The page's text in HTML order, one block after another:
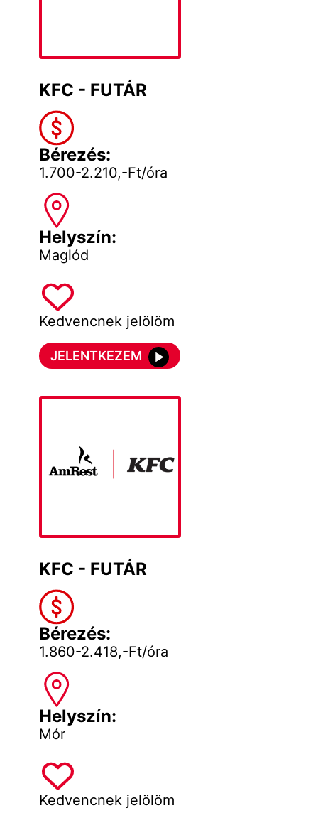
KFC - FUTÁR
Bérezés:
1.700-2.210,-Ft/óra
Helyszín:
Maglód
Kedvencnek jelölöm
JELENTKEZEM
KFC - FUTÁR
Bérezés:
1.860-2.418,-Ft/óra
Helyszín:
Mór
Kedvencnek jelölöm